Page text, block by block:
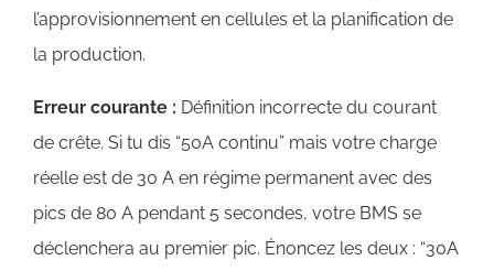
l’approvisionnement en cellules et la planification de
la production.
Erreur courante : Définition incorrecte du courant
de crête. Si tu dis “50A continu” mais votre charge
réelle est de 30 A en régime permanent avec des
pics de 80 A pendant 5 secondes, votre BMS se
déclenchera au premier pic. Énoncez les deux : “30A